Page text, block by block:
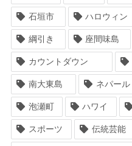
石垣市 ハロウィン
綱引き 座間味島
カウントダウン
南大東島 ネパール
泡瀬町 ハワイ
スポーツ 伝統芸能